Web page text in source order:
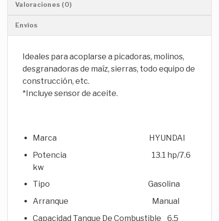
Valoraciones (0)
Envíos
Ideales para acoplarse a picadoras, molinos,
desgranadoras de maíz, sierras, todo equipo de
construcción, etc.
*Incluye sensor de aceite.
Marca HYUNDAI
Potencia 13.1 hp/7.6
kw
Tipo Gasolina
Arranque Manual
Capacidad Tanque De Combustible 6.5